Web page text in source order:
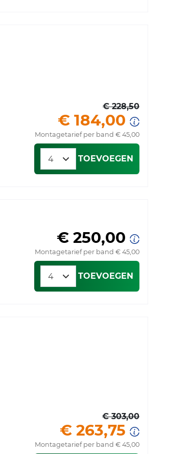
€ 228,50
€ 184,00
Montagetarief per band € 45,00
TOEVOEGEN
€ 250,00
Montagetarief per band € 45,00
TOEVOEGEN
€ 303,00
€ 263,75
Montagetarief per band € 45,00